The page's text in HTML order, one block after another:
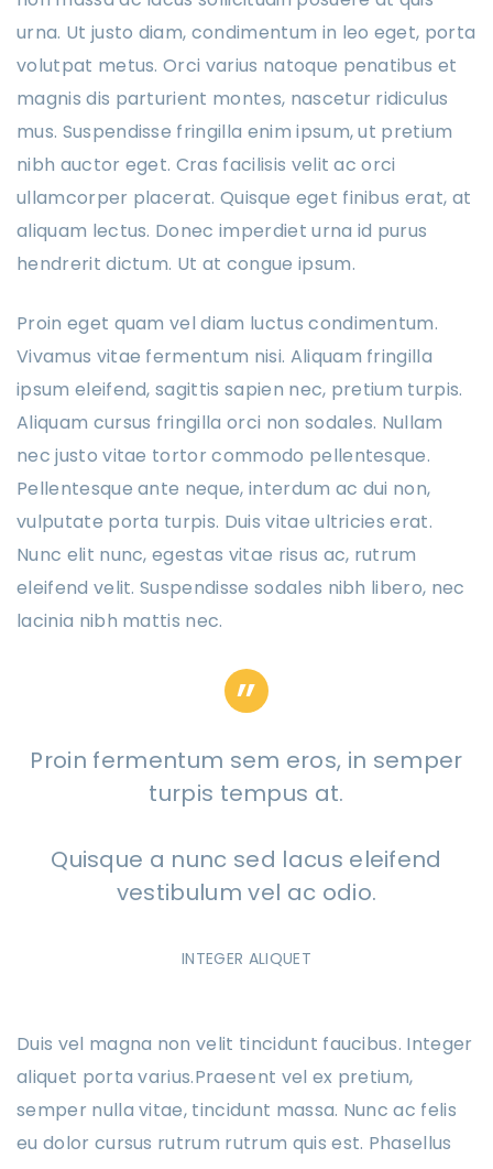
urna. Ut justo diam, condimentum in leo eget, porta
volutpat metus. Orci varius natoque penatibus et
magnis dis parturient montes, nascetur ridiculus
mus. Suspendisse fringilla enim ipsum, ut pretium
nibh auctor eget. Cras facilisis velit ac orci
ullamcorper placerat. Quisque eget finibus erat, at
aliquam lectus. Donec imperdiet urna id purus
hendrerit dictum. Ut at congue ipsum.
Proin eget quam vel diam luctus condimentum.
Vivamus vitae fermentum nisi. Aliquam fringilla
ipsum eleifend, sagittis sapien nec, pretium turpis.
Aliquam cursus fringilla orci non sodales. Nullam
nec justo vitae tortor commodo pellentesque.
Pellentesque ante neque, interdum ac dui non,
vulputate porta turpis. Duis vitae ultricies erat.
Nunc elit nunc, egestas vitae risus ac, rutrum
eleifend velit. Suspendisse sodales nibh libero, nec
lacinia nibh mattis nec.
Proin fermentum sem eros, in semper
turpis tempus at.
Quisque a nunc sed lacus eleifend
vestibulum vel ac odio.
INTEGER ALIQUET
Duis vel magna non velit tincidunt faucibus. Integer
aliquet porta varius.Praesent vel ex pretium,
semper nulla vitae, tincidunt massa. Nunc ac felis
eu dolor cursus rutrum rutrum quis est. Phasellus